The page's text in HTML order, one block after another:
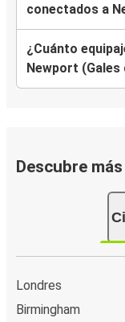
conectados a
¿Cuánto
Newport (Gales
Descubre
Londres
Birmingham